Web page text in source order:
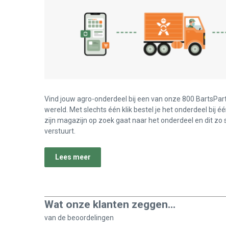
Vind jouw agro-onderdeel bij een van onze 800
wereld. Met slechts één klik bestel je het onderdeel bij
zijn magazijn op zoek gaat naar het onderdeel en dit zo
verstuurt.
Lees meer
Wat onze klanten zeggen...
van de beoordelingen